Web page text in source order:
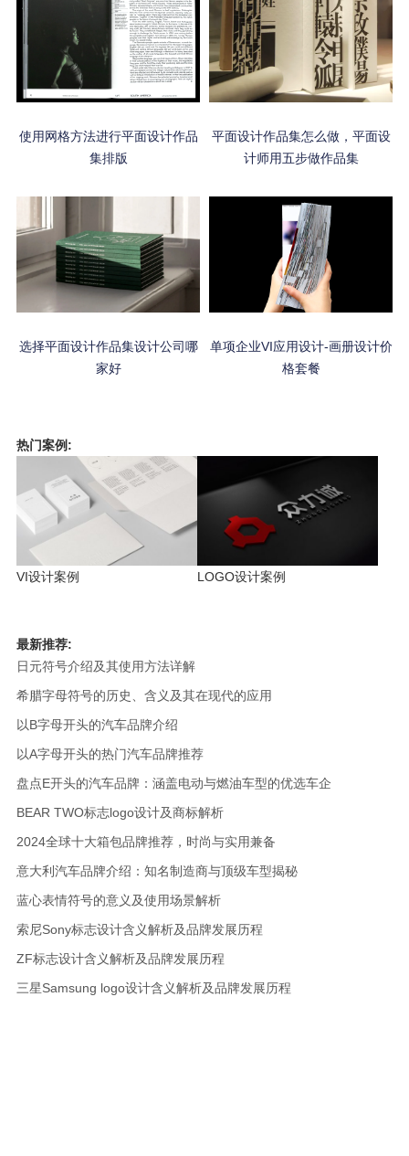
使用网格方法进行平面设计作品
集排版
平面设计作品集怎么做，平面设
计师用五步做作品集
选择平面设计作品集设计公司哪
家好
单项企业VI应用设计-画册设计价
格套餐
热门案例:
VI设计案例 LOGO设计案例
最新推荐:
日元符号介绍及其使用方法详解
希腊字母符号的历史、含义及其在现代的应用
以B字母开头的汽车品牌介绍
以A字母开头的热门汽车品牌推荐
盘点E开头的汽车品牌：涵盖电动与燃油车型的优选车企
BEAR TWO标志logo设计及商标解析
2024全球十大箱包品牌推荐，时尚与实用兼备
意大利汽车品牌介绍：知名制造商与顶级车型揭秘
蓝心表情符号的意义及使用场景解析
索尼Sony标志设计含义解析及品牌发展历程
ZF标志设计含义解析及品牌发展历程
三星Samsung logo设计含义解析及品牌发展历程